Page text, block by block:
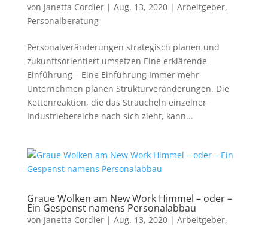
von Janetta Cordier| Aug. 13, 2020| Arbeitgeber,
Personalberatung
Personalveränderungen strategisch planen und
zukunftsorientiert umsetzen Eine erklärende
Einführung – Eine Einführung Immer mehr
Unternehmen planen Strukturveränderungen. Die
Kettenreaktion, die das Straucheln einzelner
Industriebereiche nach sich zieht, kann...
Graue Wolken am New Work Himmel – oder –
Ein Gespenst namens Personalabbau
von Janetta Cordier| Aug. 13, 2020| Arbeitgeber,